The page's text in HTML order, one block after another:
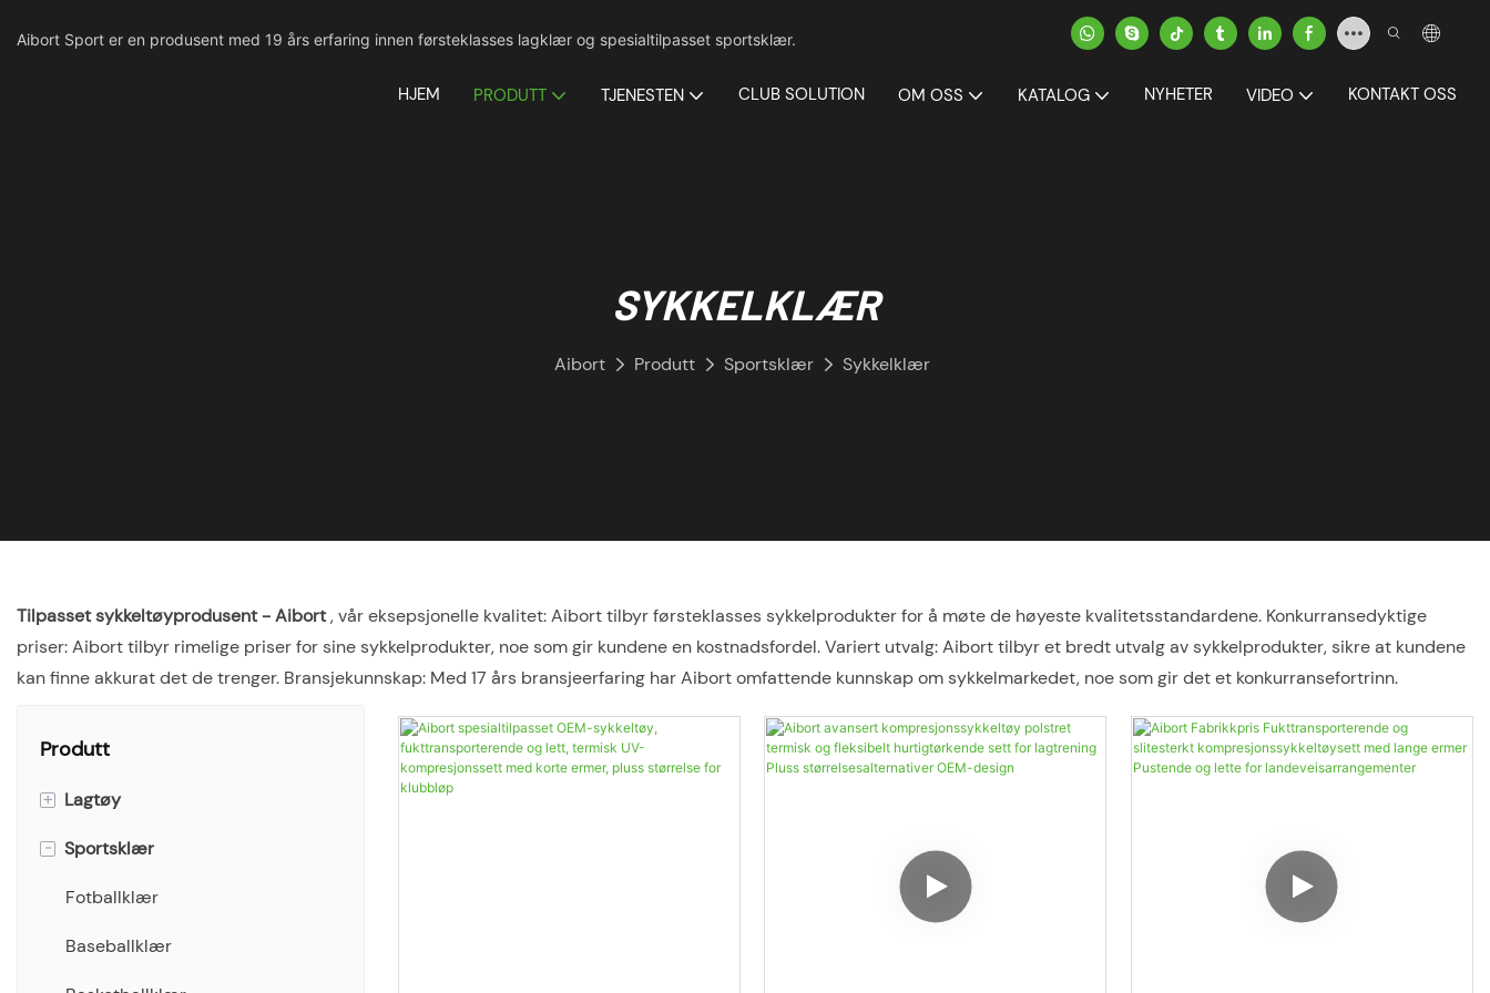
Aibort Sport er en produsent med 19 års erfaring innen førsteklasses lagklær og spesialtilpasset sportsklær.
HJEM PRODUTT TJENESTEN CLUB SOLUTION OM OSS KATALOG NYHETER VIDEO KONTAKT OSS
SYKKELKLÆR
Aibort Produtt Sportsklær Sykkelklær
Tilpasset sykkeltøyprodusent - Aibort, vår eksepsjonelle kvalitet: Aibort tilbyr førsteklasses sykkelprodukter for å møte de høyeste kvalitetsstandardene. Konkurransedyktige
priser: Aibort tilbyr rimelige priser for sine sykkelprodukter, noe som gir kundene en kostnadsfordel. Variert utvalg: Aibort tilbyr et bredt utvalg av sykkelprodukter, sikre at kundene
kan finne akkurat det de trenger. Bransjekunnskap: Med 17 års bransjeerfaring har Aibort omfattende kunnskap om sykkelmarkedet, noe som gir det et konkurransefortrinn.
Produtt
+ Lagtøy
Singlets
T-skjorter
Poloskjorter
- Sportsklær
Fotballklær
Baseballklær